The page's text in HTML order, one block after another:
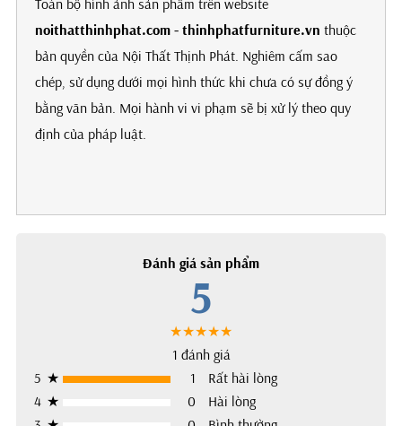
Toàn bộ hình ảnh sản phẩm trên website
noithatthinhphat.com - thinhphatfurniture.vn thuộc
bản quyền của Nội Thất Thịnh Phát. Nghiêm cấm sao
chép, sử dụng dưới mọi hình thức khi chưa có sự đồng ý
bằng văn bản. Mọi hành vi vi phạm sẽ bị xử lý theo quy
định của pháp luật.
Đánh giá sản phẩm
5
★★★★★
1 đánh giá
5 ★ 1
Rất hài lòng
4 ★ 0
Hài lòng